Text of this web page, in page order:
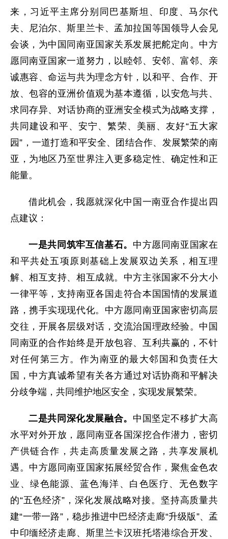
来，习近平主席分别同巴基斯坦、印度、马尔代
夫、尼泊尔、斯里兰卡、孟加拉国等国领导人会见
会谈，为中国同南亚国家关系发展把舵定向。中方
愿同南亚国家一道努力，以睦邻、安邻、富邻、亲
诚惠容、命运与共为理念方针，以和平、合作、开
放、包容的亚洲价值观为基本遵循，以安危与共、
求同存异、对话协商的亚洲安全模式为战略支撑，
共同建设和平、安宁、繁荣、美丽、友好“五大家
园”，一道打造和平安全、团结合作、发展繁荣的南
亚，为地区乃至世界注入更多稳定性、确定性和正
能量。
借此机会，我愿就深化中国一南亚合作提出四
点建议：
一是共同筑牢互信基石。 中方愿同南亚国家在
和平共处五项原则基础上发展双边关系，相互理
解、相互支持、相互成就。中方主张国家不分大小
一律平等，支持南亚各国走符合本国国情的发展道
路，携手实现现代化。中方愿同南亚国家密切高层
交往，开展各层级对话，交流治国理政经验。中国
同南亚的合作始终是开放包容、互利共赢的，不针
对任何第三方。作为南亚的最大邻国和负责任大
国，中方真诚希望有关各方通过对话协商和平解决
分歧争端，共同维护地区安全，实现发展繁荣。
二是共同深化发展融合。 中国坚定不移扩大高
水平对外开放，愿同南亚各国深挖合作潜力，密切
产供链合作，共走高质量发展之路，共享发展机
遇。中方愿同南亚国家拓展经贸合作，聚焦金色农
业、绿色能源、蓝色海洋、白色医疗、无色数字
的“五色经济”，深化发展战略对接。坚持高质量共
建“一带一路”，稳步推进中巴经济走廊“升级版”、孟
中印缅经济走廊、斯里兰卡汉班托塔港综合开发、